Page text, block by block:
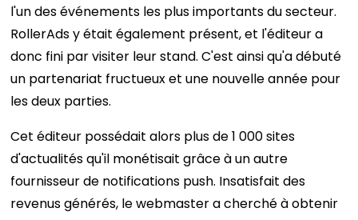
l'un des événements les plus importants du secteur.
RollerAds y était également présent, et l'éditeur a
donc fini par visiter leur stand. C'est ainsi qu'a débuté
un partenariat fructueux et une nouvelle année pour
les deux parties.
Cet éditeur possédait alors plus de 1 000 sites
d'actualités qu'il monétisait grâce à un autre
fournisseur de notifications push. Insatisfait des
revenus générés, le webmaster a cherché à obtenir